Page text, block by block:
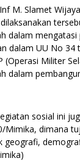
M. Slamet
dalam
dalam UU No
(Operasi Militer
dalam
sosial ini
Mimika, dimana
geografi,